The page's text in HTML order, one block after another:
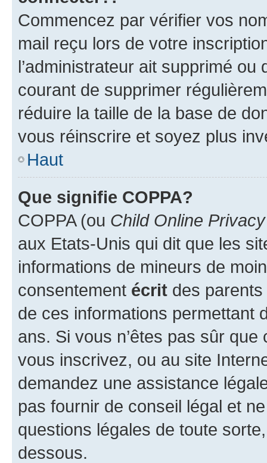
Commencez par vérifier vos
mail reçu lors de votre
l’administrateur ait supprimé
courant de supprimer
réduire la taille de la base de
vous réinscrire et soyez plus
Haut
Que signifie COPPA?
COPPA (ou Child Online
aux Etats-Unis qui dit que les
informations de mineurs de
consentement écrit des parents
de ces informations permettant
ans. Si vous n’êtes pas sûr
vous inscrivez, ou au site
demandez une assistance
pas fournir de conseil légal et
questions légales de toute
dessous.